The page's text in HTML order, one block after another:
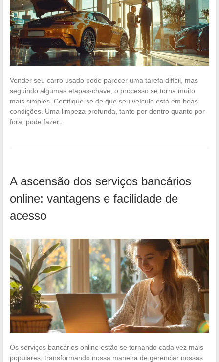
Vender seu carro usado pode parecer uma tarefa difícil, mas
seguindo algumas etapas-chave, o processo se torna muito
mais simples. Certifique-se de que seu veículo está em boas
condições. Uma limpeza profunda, tanto por dentro quanto por
fora, pode fazer…
A ascensão dos serviços bancários
online: vantagens e facilidade de
acesso
Os serviços bancários online estão se tornando cada vez mais
populares, transformando nossa maneira de gerenciar nossas